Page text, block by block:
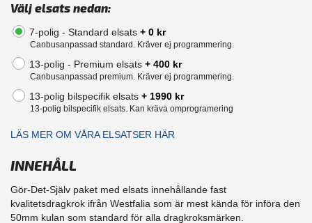
Välj elsats nedan:
7-polig - Standard elsats + 0 kr
Canbusanpassad standard. Kräver ej programmering.
13-polig - Premium elsats + 400 kr
Canbusanpassad premium. Kräver ej programmering.
13-polig bilspecifik elsats + 1990 kr
13-polig bilspecifik elsats. Kan kräva omprogramering
LÄS MER OM VÅRA ELSATSER HÄR
INNEHÅLL
Gör-Det-Själv paket med elsats innehållande fast
kvalitetsdragkrok ifrån Westfalia som är mest kända för införa den
50mm kulan som standard för alla dragkroksmärken.